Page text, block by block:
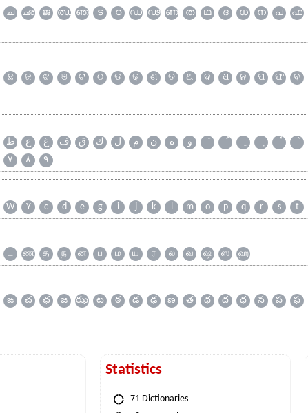
ച ഛ ജ ഝ ഞ ട ഠ ഡ ഢ ണ ത ഥ ദ ധ ന പ ഫ
ଛ ଜ ଝ ଞ ଟ ଠ ଡ ଢ ଣ ତ ଥ ଦ ଧ ନ ପ ଫ ବ
ظ ع غ ف ق ك ل م ن ه و
۷ ۸ ۹
W Y c d e g i j k l m o p q r s t
ட ண த ந ன ப ம ய ர ல வ ஷ ஸ ஹ
ఙ చ ఛ జ ఝ ట ఠ డ ఢ ణ త థ ద ధ న ప ఫ
Statistics
71 Dictionaries